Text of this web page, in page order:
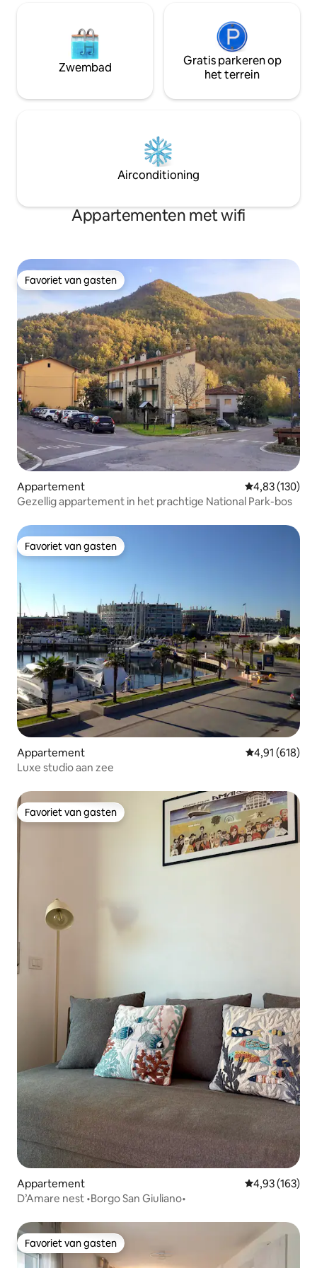
Zwembad
Gratis parkeren op
het terrein
Airconditioning
Appartementen met wifi
Favoriet van gasten
Favoriet van gasten
Appartement Gemiddelde
4,83 (130)
Gezellig appartement in het prachtige National Park-bos
Favoriet van gasten
Favoriet van gasten
Appartement Gemiddelde
4,91 (618)
Luxe studio aan zee
Favoriet van gasten
Favoriet van gasten
Appartement Gemiddelde
4,93 (163)
D’Amare nest •Borgo San Giuliano•
Favoriet van gasten
Favoriet van gasten